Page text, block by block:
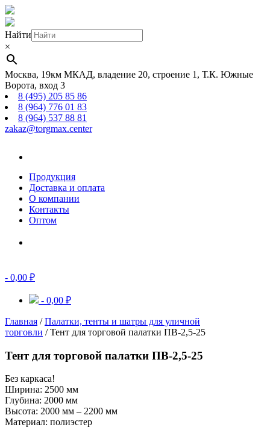
Найти
×
Москва, 19км МКАД, владение 20, строение 1, Т.К. Южные
Ворота, вход 3
8 (495) 205 85 86
8 (964) 776 01 83
8 (964) 537 88 81
zakaz@torgmax.center
Продукция
Доставка и оплата
О компании
Контакты
Оптом
- 0,00 ₽
- 0,00 ₽
Главная /Палатки, тенты и шатры для уличной
торговли / Тент для торговой палатки ПВ-2,5-25
Тент для торговой палатки ПВ-2,5-25
Без каркаса!
Ширина: 2500 мм
Глубина: 2000 мм
Высота: 2000 мм – 2200 мм
Материал: полиэстер